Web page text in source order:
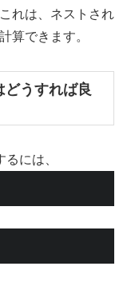
れは、ネストされ
算できます。
うすれば良
には、